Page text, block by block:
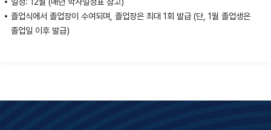
졸업식에서 졸업장이 수여되며, 졸업장은 최대 1회 발급 (단, 1월 졸업생은
졸업일 이후 발급)